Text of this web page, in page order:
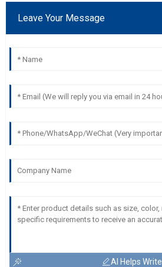
Leave Your Message
AI Helps Write